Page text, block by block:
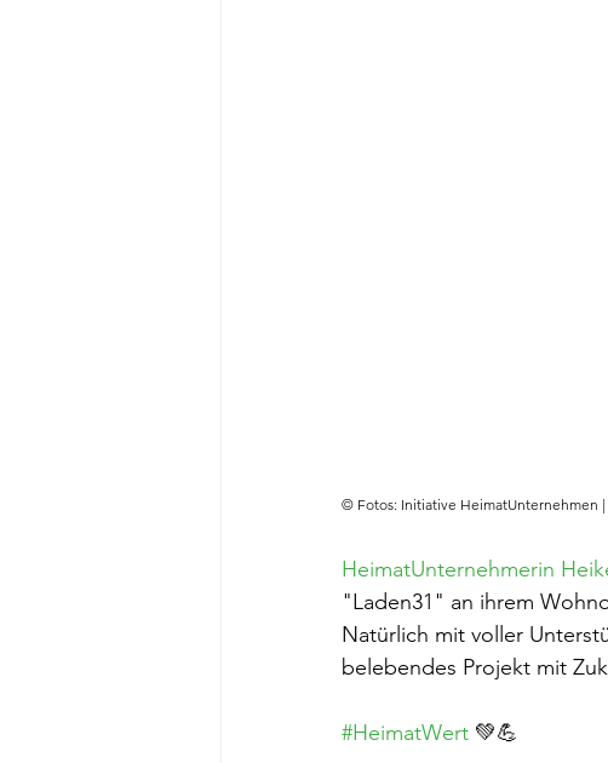
© Fotos: Initiative HeimatUnternehmen |
HeimatUnternehmerin
"Laden31" an ihrem
Natürlich mit voller
belebendes Projekt mit
#HeimatWert 💚💪